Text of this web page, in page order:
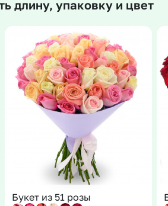
букеты
Новинки
До 10000
Выбор
Все категории
длину, упаковку и цвет
Букет из 51 розы